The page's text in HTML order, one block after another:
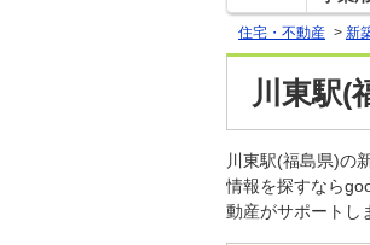
住宅・不動産 > 新
川東駅(
川東駅(福島県)の
情報を探すなら
動産がサポートし